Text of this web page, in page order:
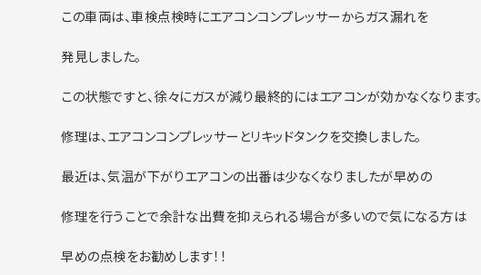
この車両は、車検点検時にエアコンコンプレッサーからガス漏れを
発見しました。
この状態ですと、徐々にガスが減り最終的にはエアコンが効かなくなります。
修理は、エアコンコンプレッサーとリキッドタンクを交換しました。
最近は、気温が下がりエアコンの出番は少なくなりましたが早めの
修理を行うことで余計な出費を抑えられる場合が多いので気になる方は
早めの点検をお勧めします！！